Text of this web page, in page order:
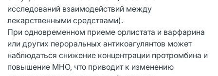
исследований взаимодействий между
лекарственными средствами).
При одновременном приеме орлистата и варфарина
или других пероральных антикоагулянтов может
наблюдаться снижение концентрации протромбина и
повышение МНО, что приводит к изменению